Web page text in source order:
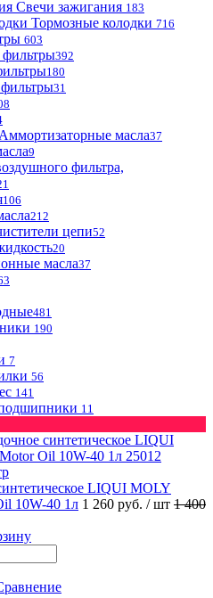
Свечи зажигания 183
Тормозные колодки 716
603
392
180
31
масла37
9
фильтра,
106
212
цепи52
20
масла37
481
190
7
56
141
11
LIQUI MOLY
10W-40 1л 1 260 руб. / шт 1 400